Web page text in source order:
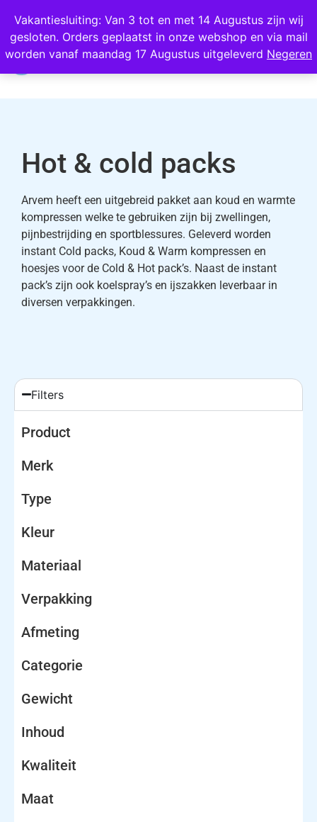
Vakantiesluiting: Van 3 tot en met 14 Augustus zijn wij
gesloten. Orders geplaatst in onze webshop en via mail
worden vanaf maandag 17 Augustus uitgeleverd Negeren
Wij scoren een 4,8 op Google
0
Hot & cold packs
Arvem heeft een uitgebreid pakket aan koud en warmte
kompressen welke te gebruiken zijn bij zwellingen,
pijnbestrijding en sportblessures. Geleverd worden
instant Cold packs, Koud & Warm kompressen en
hoesjes voor de Cold & Hot pack’s. Naast de instant
pack’s zijn ook koelspray’s en ijszakken leverbaar in
diversen verpakkingen.
Filters
Product
Merk
Type
Kleur
Materiaal
Verpakking
Afmeting
Categorie
Gewicht
Inhoud
Kwaliteit
Maat